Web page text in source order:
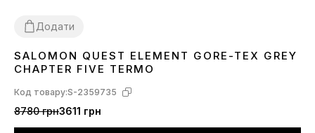
Додати
414243 44 45 46
SALOMON QUEST ELEMENT GORE-TEX GREY
CHAPTER FIVE TERMO
Код товару:S-2359735
8780 грн3611 грн